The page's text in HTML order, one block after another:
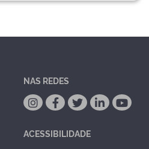
NAS REDES
ACESSIBILIDADE